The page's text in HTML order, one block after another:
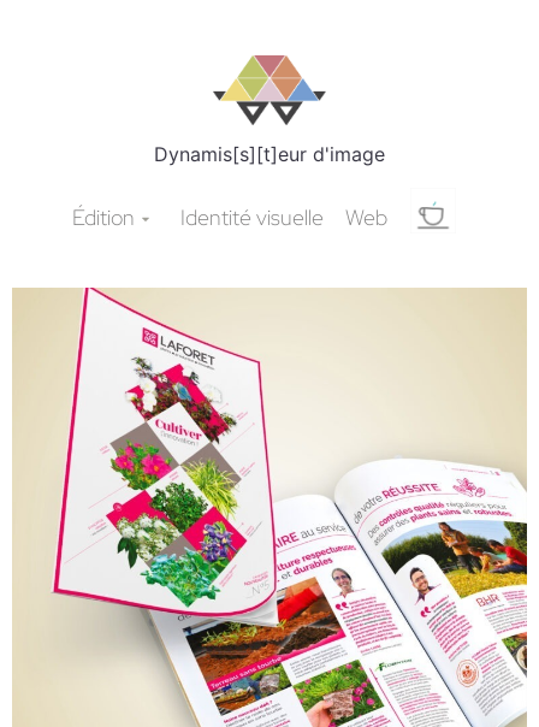
Dynamis[s][t]eur d'image
Édition Identité visuelle Web